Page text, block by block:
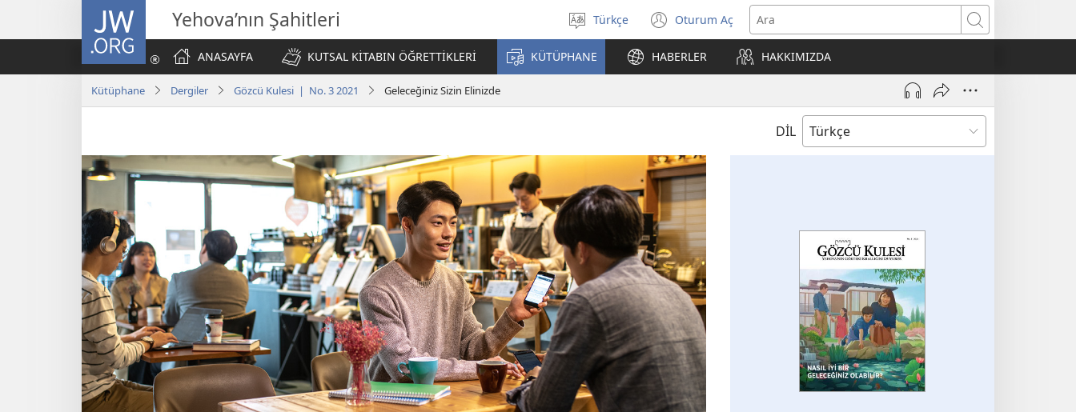
JW.ORG Yehova’nın Şahitleri
Dil
seçin
Türkçe Oturum Aç
(yeni
pencere
açar)
Ara
ANASAYFA
KUTSAL KİTABIN ÖĞRETTİKLERİ KÜTÜPHANE HABERLER HAKKIMIZDA
Kütüphane Dergiler Gözcü Kulesi | No. 3 2021 Geleceğiniz Sizin Elinizde
DİL